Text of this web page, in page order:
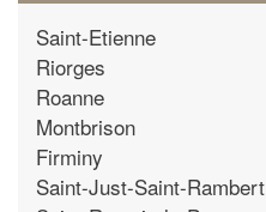
Saint-Etienne
Riorges
Roanne
Montbrison
Firminy
Saint-Just-Saint-Rambert